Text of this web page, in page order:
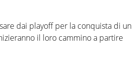
dai playoff per la conquista di un
il loro cammino a partire